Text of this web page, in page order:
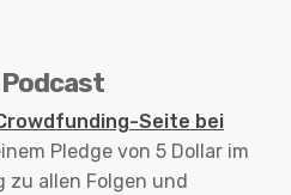
Seite bei
Pledge von 5 Dollar im
zu allen Folgen und